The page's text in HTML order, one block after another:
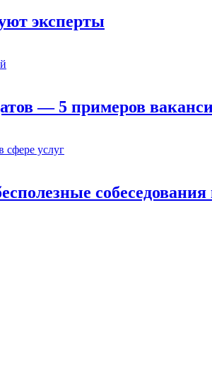
эксперты
— 5 примеров
собеседования